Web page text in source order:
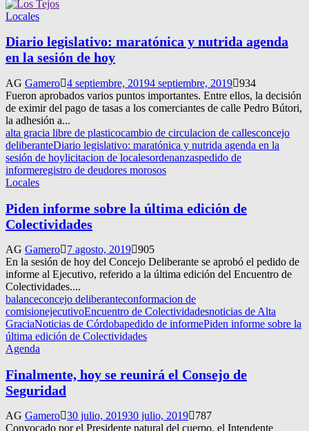
Locales
Diario legislativo: maratónica y nutrida agenda
en la sesión de hoy
AG Gamero 4 septiembre, 20194 septiembre, 2019 934
Fueron aprobados varios puntos importantes. Entre ellos, la decisión
de eximir del pago de tasas a los comerciantes de calle Pedro Bútori,
la adhesión a...
alta gracia libre de plasticocambio de circulacion de callesconcejo
deliberanteDiario legislativo: maratónica y nutrida agenda en la
sesión de hoylicitacion de localesordenanzaspedido de
informeregistro de deudores morosos
Locales
Piden informe sobre la última edición de
Colectividades
AG Gamero 7 agosto, 2019 905
En la sesión de hoy del Concejo Deliberante se aprobó el pedido de
informe al Ejecutivo, referido a la última edición del Encuentro de
Colectividades....
balanceconcejo deliberanteconformacion de
comisionejecutivoEncuentro de Colectividadesnoticias de Alta
GraciaNoticias de Córdobapedido de informePiden informe sobre la
última edición de Colectividades
Agenda
Finalmente, hoy se reunirá el Consejo de
Seguridad
AG Gamero 30 julio, 201930 julio, 2019
787
Convocado por el Presidente natural del cuerpo, el Intendente